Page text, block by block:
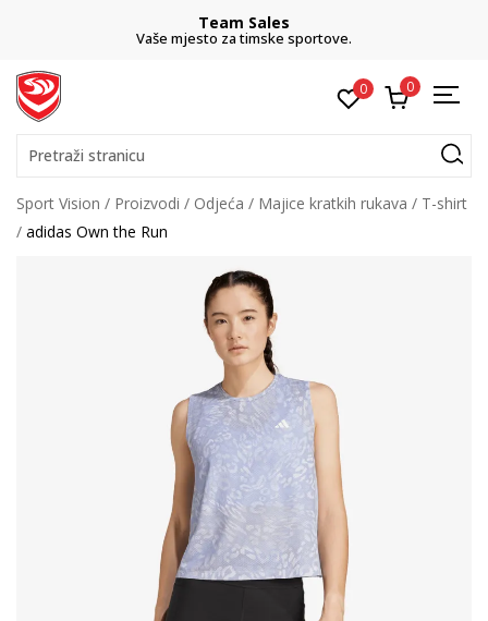
Team Sales
Vaše mjesto za timske sportove.
0 0
Pretraži stranicu
Sport Vision Proizvodi Odjeća Majice kratkih rukava
T-shirt
adidas Own the Run